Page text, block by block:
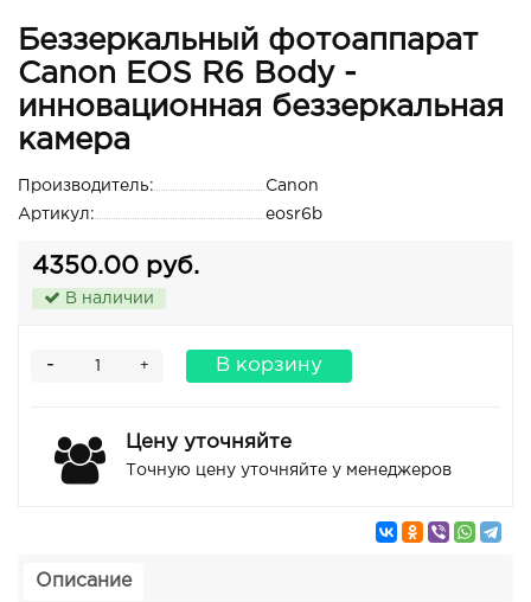
Беззеркальный фотоаппарат
Canon EOS R6 Body -
инновационная беззеркальная
камера
Производитель:
Canon
Артикул:
eosr6b
4350.00 руб.
В наличии
+
- В корзину
Цену уточняйте
Точную цену уточняйте у менеджеров
Описание